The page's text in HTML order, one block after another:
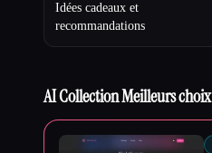
Idées cadeaux et
recommandations
AI Collection Meilleurs choix